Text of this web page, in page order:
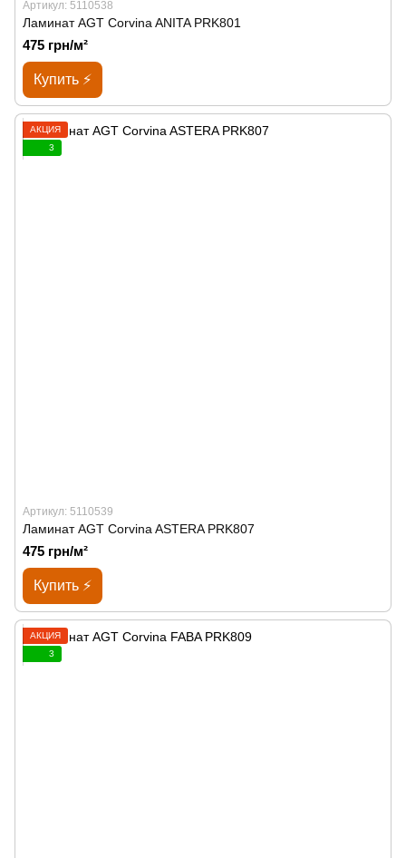
Артикул: 5110538
Ламинат AGT Corvina ANITA PRK801
475 грн/м²
Купить ⚡
АКЦИЯ
3
Артикул: 5110539
Ламинат AGT Corvina ASTERA PRK807
475 грн/м²
Купить ⚡
АКЦИЯ
3